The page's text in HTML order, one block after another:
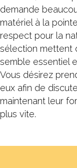
demande
matériel à la
respect pour la
sélection mettent
semble essentiel
Vous désirez
eux afin de
maintenant leur
plus vite.